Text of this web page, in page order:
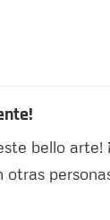
bello arte!